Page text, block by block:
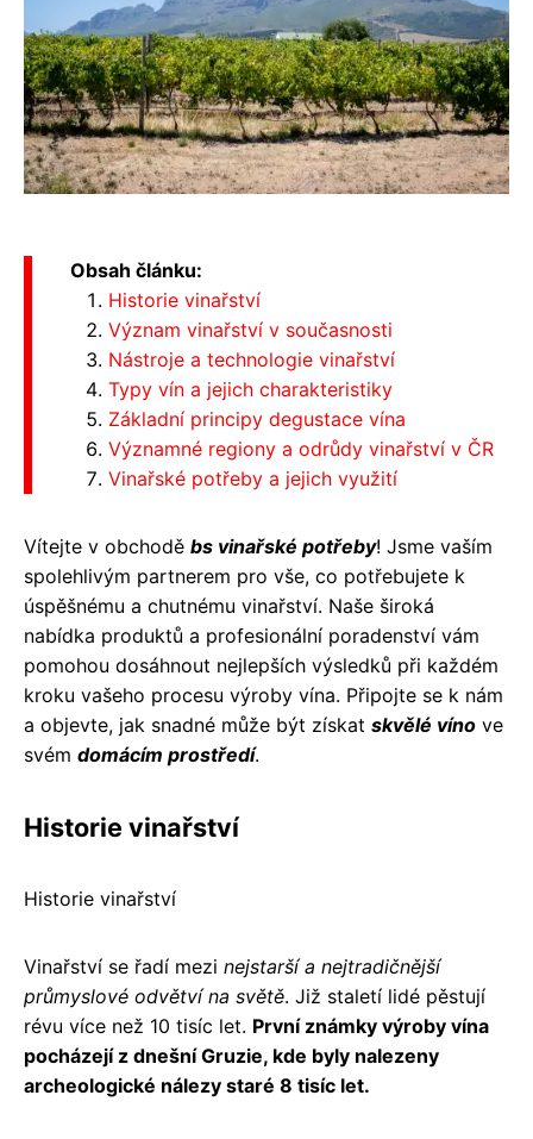
Obsah článku:
Historie vinařství
Význam vinařství v současnosti
Nástroje a technologie vinařství
Typy vín a jejich charakteristiky
Základní principy degustace vína
Významné regiony a odrůdy vinařství v ČR
Vinařské potřeby a jejich využití
Vítejte v obchodě bs vinařské potřeby! Jsme vaším
spolehlivým partnerem pro vše, co potřebujete k
úspěšnému a chutnému vinařství. Naše široká
nabídka produktů a profesionální poradenství vám
pomohou dosáhnout nejlepších výsledků při každém
kroku vašeho procesu výroby vína. Připojte se k nám
a objevte, jak snadné může být získat skvělé víno ve
svém domácím prostředí.
Historie vinařství
Historie vinařství
Vinařství se řadí mezi nejstarší a nejtradičnější
průmyslové odvětví na světě. Již staletí lidé pěstují
révu více než 10 tisíc let. První známky výroby vína
pocházejí z dnešní Gruzie, kde byly nalezeny
archeologické nálezy staré 8 tisíc let.